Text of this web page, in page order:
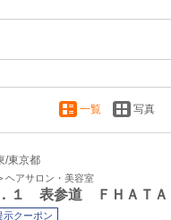
一覧 写真
/東京都
ヘアサロン・美容室
．１ 表参道 ＦＨＡＴＡ
示クーポン